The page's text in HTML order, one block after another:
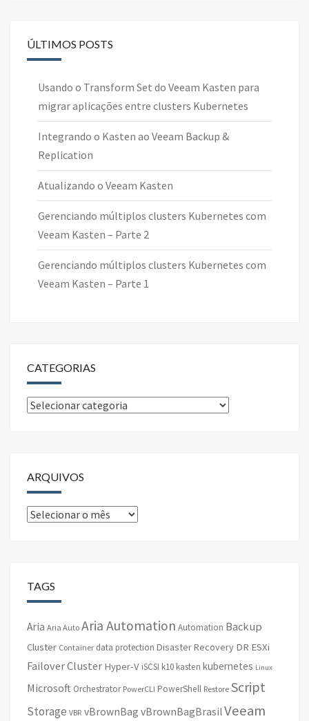
ÚLTIMOS POSTS
Usando o Transform Set do Veeam Kasten para
migrar aplicações entre clusters Kubernetes
Integrando o Kasten ao Veeam Backup &
Replication
Atualizando o Veeam Kasten
Gerenciando múltiplos clusters Kubernetes com
Veeam Kasten – Parte 2
Gerenciando múltiplos clusters Kubernetes com
Veeam Kasten – Parte 1
CATEGORIAS
Categorias
ARQUIVOS
Arquivos
TAGS
Aria Aria Auto Aria Automation Automation Backup
Cluster Container data protection Disaster Recovery DR ESXi
Failover Cluster Hyper-V iSCSI k10 kasten kubernetes Linux
Microsoft Orchestrator PowerCLI PowerShell Restore Script
Storage VBR vBrownBag vBrownBagBrasilVeeam